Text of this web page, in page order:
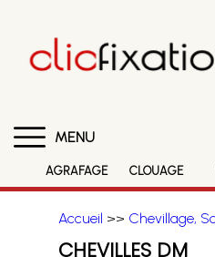
MENU
AGRAFAGE CLOUAGE
Accueil >> Chevillage,
CHEVILLES DM